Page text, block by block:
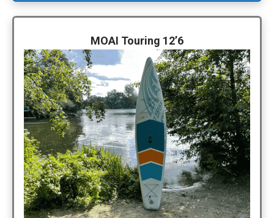
MOAI Touring 12’6